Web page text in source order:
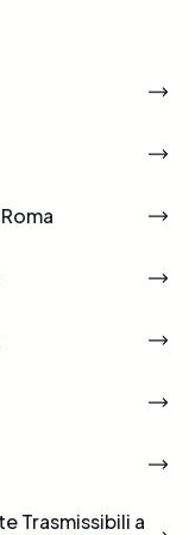
Trasmissibili a